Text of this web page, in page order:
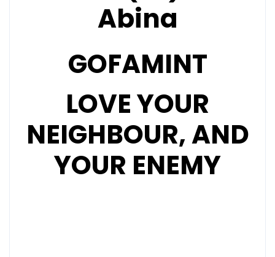
Abina
GOFAMINT
LOVE YOUR
NEIGHBOUR, AND
YOUR ENEMY